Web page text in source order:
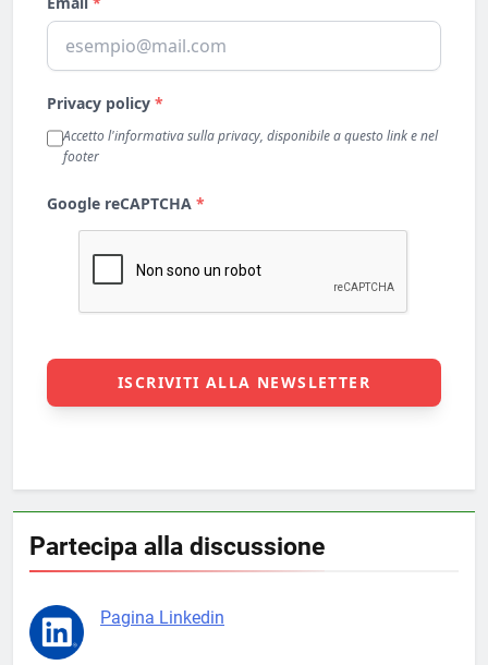
Partecipa alla discussione
Pagina Linkedin